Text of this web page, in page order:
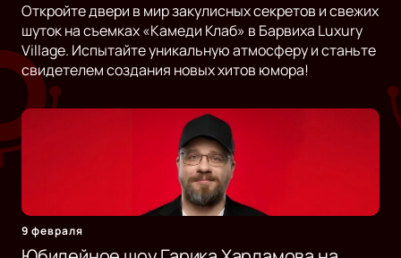
Откройте двери в мир закулисных секретов и свежих
шуток на съемках «Камеди Клаб» в Барвиха Luxury
Village. Испытайте уникальную атмосферу и станьте
свидетелем создания новых хитов юмора!
9 февраля